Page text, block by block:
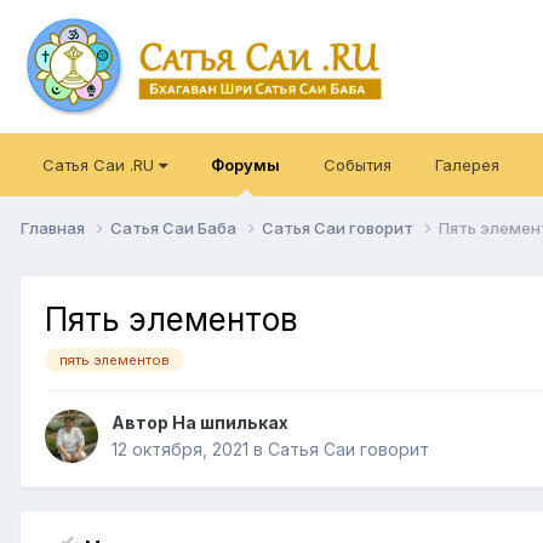
Сатья Саи .RU Форумы События Галерея
Главная Сатья Саи Баба Сатья Саи говорит Пять
Пять элементов
пять элементов
Автор На шпильках
12 октября, 2021 в Сатья Саи говорит